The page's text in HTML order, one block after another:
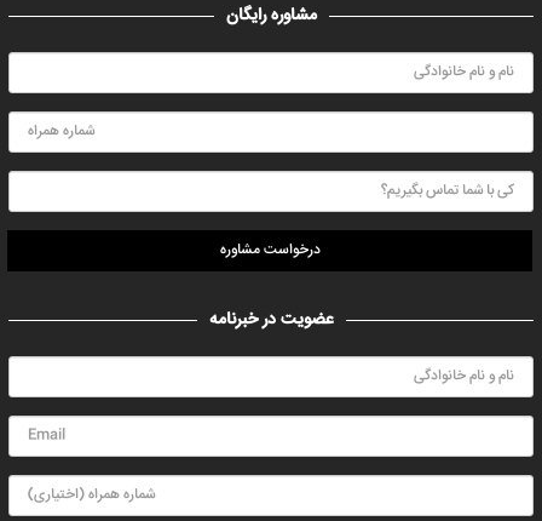
مشاوره رایگان
درخواست مشاوره
عضویت در خبرنامه